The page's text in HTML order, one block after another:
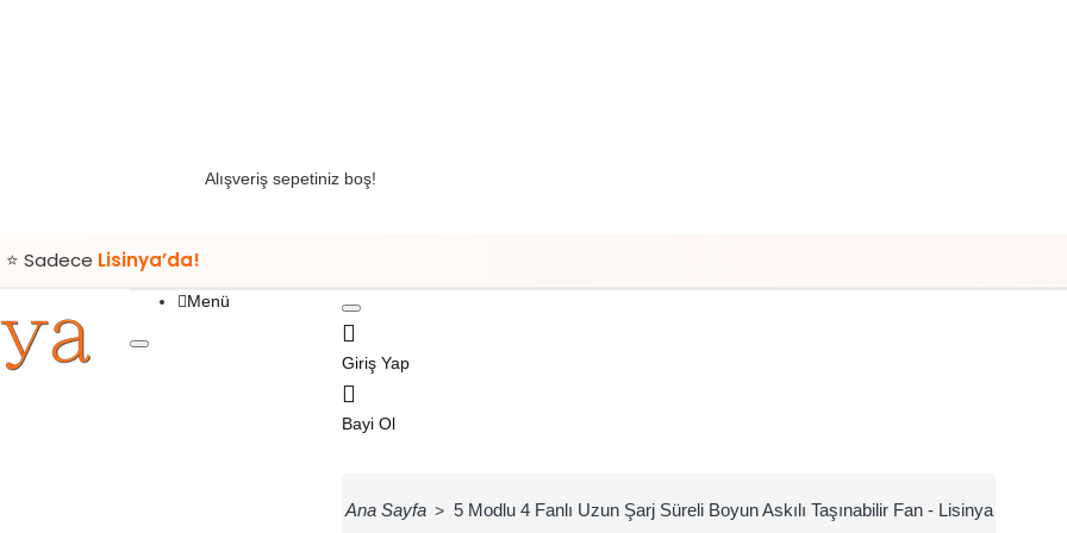
Alışveriş sepetiniz boş!
Menü
Giriş Yap
Bayi Ol
home5 Modlu 4 Fanlı Uzun Şarj Süreli Boyun Askılı Taşınabilir Fan - Lisinya